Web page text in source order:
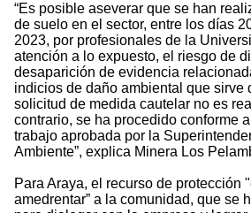
“Es posible aseverar que se han
de suelo en el sector, entre los días
2023, por profesionales de la
atención a lo expuesto, el riesgo de
desaparición de evidencia
indicios de daño ambiental que sirve
solicitud de medida cautelar no es
contrario, se ha procedido conforme
trabajo aprobada por la
Ambiente”, explica Minera Los
Para Araya, el recurso de protección
amedrentar” a la comunidad, que se